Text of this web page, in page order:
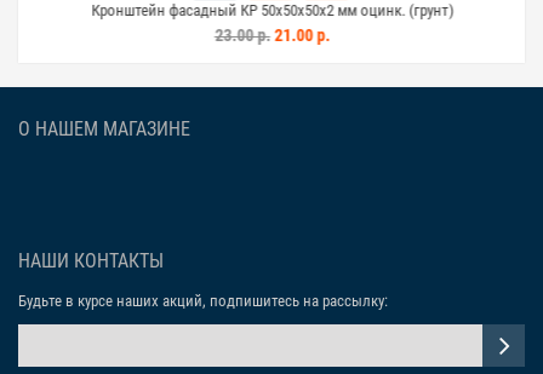
Кронштейн фасадный КР 50х50х50х2 мм оцинк. (грунт)
23.00 р.21.00 р.
О НАШЕМ МАГАЗИНЕ
НАШИ КОНТАКТЫ
Будьте в курсе наших акций, подпишитесь на рассылку: